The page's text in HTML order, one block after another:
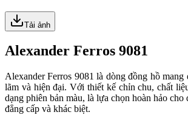
Tải ảnh
Alexander Ferros 9081
Alexander Ferros 9081 là dòng đồng hồ mang
lãm và hiện đại. Với thiết kế chỉn chu, chất
dạng phiên bản màu, là lựa chọn hoàn hảo
đẳng cấp và khác biệt.